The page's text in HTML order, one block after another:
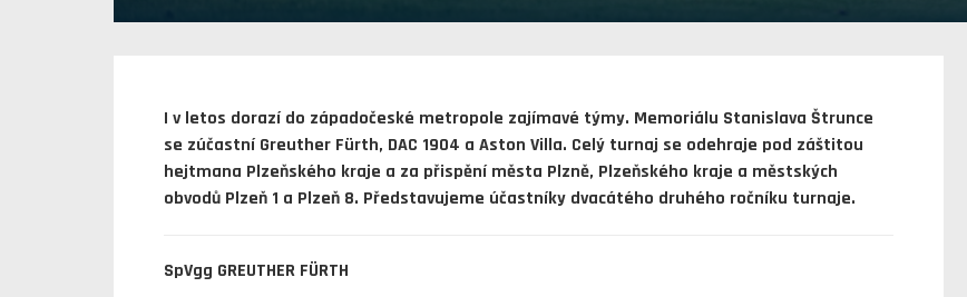
I v letos dorazí do západočeské metropole zajímavé týmy. Memoriálu Stanislava Štrunce
se zúčastní Greuther Fürth, DAC 1904 a Aston Villa. Celý turnaj se odehraje pod záštitou
hejtmana Plzeňského kraje a za přispění města Plzně, Plzeňského kraje a městských
obvodů Plzeň 1 a Plzeň 8. Představujeme účastníky dvacátého druhého ročníku turnaje.
SpVgg GREUTHER FÜRTH